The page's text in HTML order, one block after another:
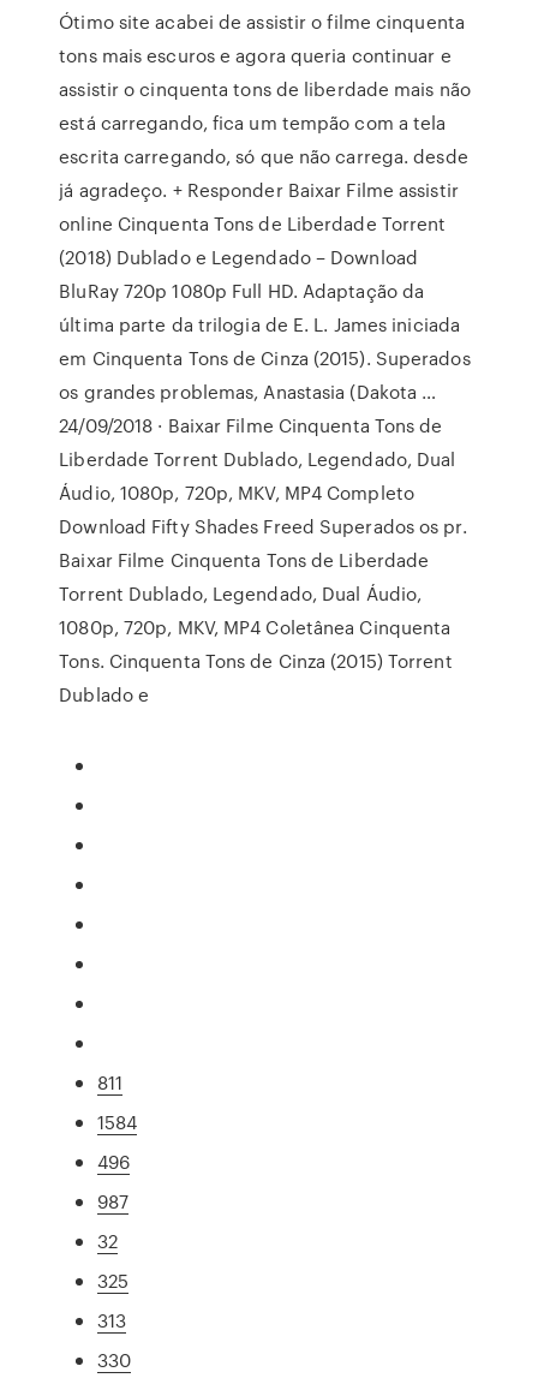
Ótimo site acabei de assistir o filme cinquenta
tons mais escuros e agora queria continuar e
assistir o cinquenta tons de liberdade mais não
está carregando, fica um tempão com a tela
escrita carregando, só que não carrega. desde
já agradeço. + Responder Baixar Filme assistir
online Cinquenta Tons de Liberdade Torrent
(2018) Dublado e Legendado – Download
BluRay 720p 1080p Full HD. Adaptação da
última parte da trilogia de E. L. James iniciada
em Cinquenta Tons de Cinza (2015). Superados
os grandes problemas, Anastasia (Dakota …
24/09/2018 · Baixar Filme Cinquenta Tons de
Liberdade Torrent Dublado, Legendado, Dual
Áudio, 1080p, 720p, MKV, MP4 Completo
Download Fifty Shades Freed Superados os pr.
Baixar Filme Cinquenta Tons de Liberdade
Torrent Dublado, Legendado, Dual Áudio,
1080p, 720p, MKV, MP4 Coletânea Cinquenta
Tons. Cinquenta Tons de Cinza (2015) Torrent
Dublado e
811
1584
496
987
32
325
313
330